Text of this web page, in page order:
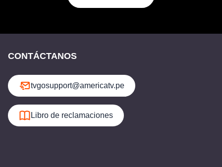
CONTÁCTANOS
tvgosupport@americatv.pe
Libro de reclamaciones